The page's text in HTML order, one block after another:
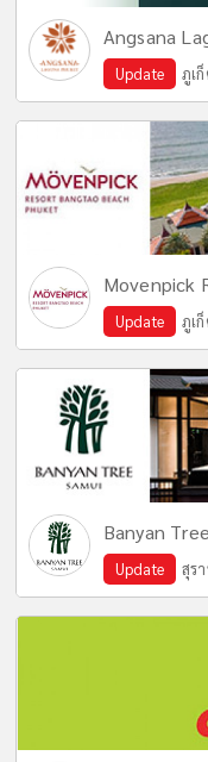
Angsana
Update ภูเ
Movenpick
Update ภูเ
Banyan
Update สุร